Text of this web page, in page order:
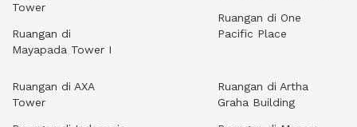
Tower
Ruangan di
Mayapada Tower I
Ruangan di One
Pacific Place
Ruangan di AXA
Tower
Ruangan di Artha
Graha Building